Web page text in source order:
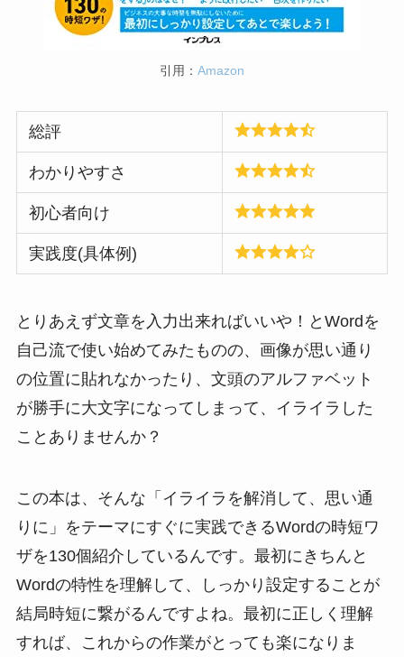
引用： Amazon
総評
わかりやすさ
初心者向け
実践度(具体例)
とりあえず文章を入力出来ればいいや！とWordを
自己流で使い始めてみたものの、画像が思い通り
の位置に貼れなかったり、文頭のアルファベット
が勝手に大文字になってしまって、イライラした
ことありませんか？
この本は、そんな「イライラを解消して、思い通
りに」をテーマにすぐに実践できるWordの時短ワ
ザを130個紹介しているんです。最初にきちんと
Wordの特性を理解して、しっかり設定することが
結局時短に繋がるんですよね。最初に正しく理解
すれば、これからの作業がとっても楽になりま